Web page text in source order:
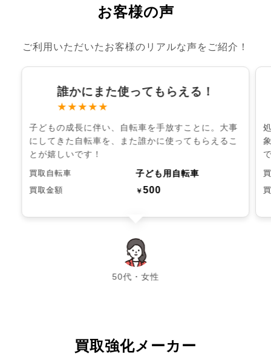
お客様の声
ご利用いただいたお客様のリアルな声をご紹介！
誰かにまた使ってもらえる！
★★★★★
子どもの成長に伴い、自転車を手放すことに。大事
にしてきた自転車を、また誰かに使ってもらえるこ
とが嬉しいです！
買取自転車 子ども用自転車
買取金額 ￥500
50代・女性
chevron_left chevron_right
買取強化メーカー